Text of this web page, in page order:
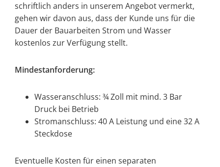
schriftlich anders in unserem Angebot vermerkt,
gehen wir davon aus, dass der Kunde uns für die
Dauer der Bauarbeiten Strom und Wasser
kostenlos zur Verfügung stellt.
Mindestanforderung:
Wasseranschluss: ¾ Zoll mit mind. 3 Bar
Druck bei Betrieb
Stromanschluss: 40 A Leistung und eine 32 A
Steckdose
Eventuelle Kosten für einen separaten